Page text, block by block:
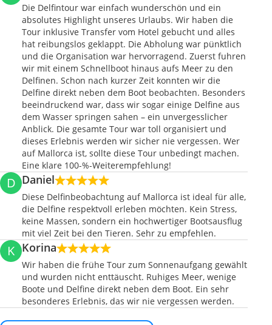
Die Delfintour war einfach wunderschön und ein
absolutes Highlight unseres Urlaubs. Wir haben die
Tour inklusive Transfer vom Hotel gebucht und alles
hat reibungslos geklappt. Die Abholung war pünktlich
und die Organisation war hervorragend. Zuerst fuhren
wir mit einem Schnellboot hinaus aufs Meer zu den
Delfinen. Schon nach kurzer Zeit konnten wir die
Delfine direkt neben dem Boot beobachten. Besonders
beeindruckend war, dass wir sogar einige Delfine aus
dem Wasser springen sahen – ein unvergesslicher
Anblick. Die gesamte Tour war toll organisiert und
dieses Erlebnis werden wir sicher nie vergessen. Wer
auf Mallorca ist, sollte diese Tour unbedingt machen.
Eine klare 100-%-Weiterempfehlung!
D Daniel
Diese Delfinbeobachtung auf Mallorca ist ideal für alle,
die Delfine respektvoll erleben möchten. Kein Stress,
keine Massen, sondern ein hochwertiger Bootsausflug
mit viel Zeit bei den Tieren. Sehr zu empfehlen.
K Korina
Wir haben die frühe Tour zum Sonnenaufgang gewählt
und wurden nicht enttäuscht. Ruhiges Meer, wenige
Boote und Delfine direkt neben dem Boot. Ein sehr
besonderes Erlebnis, das wir nie vergessen werden.